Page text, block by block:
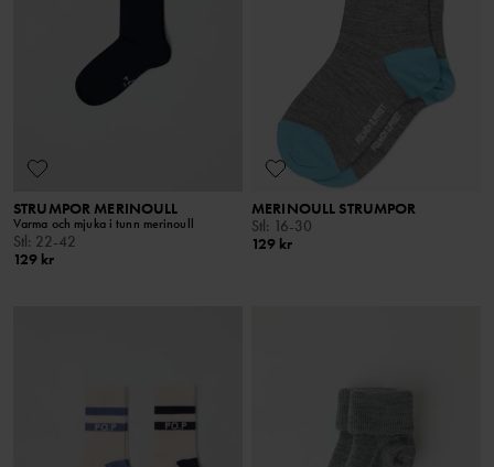
STRUMPOR MERINOULL
Varma och mjuka i tunn merinoull
Stl: 22-42
129 kr
MERINOULL STRUMPOR
Stl: 16-30
129 kr